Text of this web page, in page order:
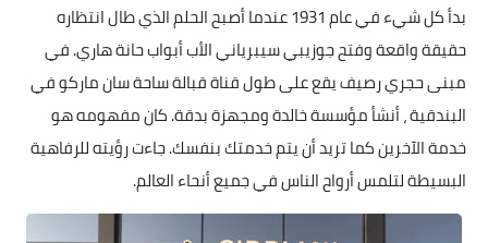
بدأ كل شيء في عام 1931 عندما أصبح الحلم الذي طال انتظاره
حقيقة واقعة وفتح جوزيبي سيبرياني الأب أبواب حانة هاري. في
مبنى حجري رصيف يقع على طول قناة قبالة ساحة سان ماركو في
البندقية ، أنشأ مؤسسة خالدة ومجهزة بدقة. كان مفهومه هو
خدمة الآخرين كما تريد أن يتم خدمتك بنفسك. جاءت رؤيته للرفاهية
البسيطة لتلمس أرواح الناس في جميع أنحاء العالم.